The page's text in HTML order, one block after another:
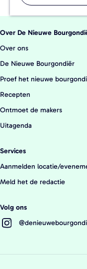
p
a
g
e
Over De Nieuwe
Over ons
De Nieuwe Bourgondiër
Proef het nieuwe
Recepten
Ontmoet de makers
Uitagenda
Services
Aanmelden locatie/
Meld het de redactie
Volg ons